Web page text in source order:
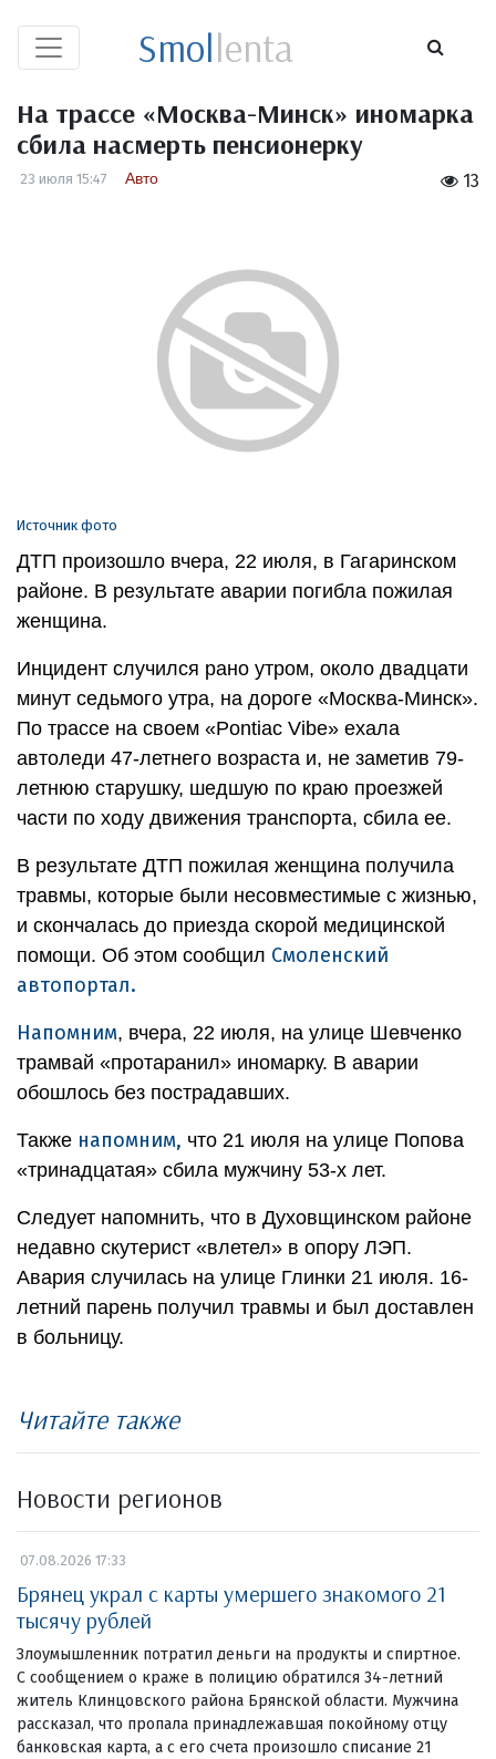
Smollenta
На трассе «Москва-Минск» иномарка
сбила насмерть пенсионерку
13
23 июля 15:47 Авто
Источник фото
ДТП произошло вчера, 22 июля, в Гагаринском
районе. В результате аварии погибла пожилая
женщина.
Инцидент случился рано утром, около двадцати
минут седьмого утра, на дороге «Москва-Минск».
По трассе на своем «Pontiac Vibe» ехала
автоледи 47-летнего возраста и, не заметив 79-
летнюю старушку, шедшую по краю проезжей
части по ходу движения транспорта, сбила ее.
В результате ДТП пожилая женщина получила
травмы, которые были несовместимые с жизнью,
и скончалась до приезда скорой медицинской
помощи. Об этом сообщил Смоленский
автопортал.
Напомним, вчера, 22 июля, на улице Шевченко
трамвай «протаранил» иномарку. В аварии
обошлось без пострадавших.
Также напомним, что 21 июля на улице Попова
«тринадцатая» сбила мужчину 53-х лет.
Следует напомнить, что в Духовщинском районе
недавно скутерист «влетел» в опору ЛЭП.
Авария случилась на улице Глинки 21 июля. 16-
летний парень получил травмы и был доставлен
в больницу.
Читайте также
Новости регионов
07.08.2026 17:33
Брянец украл с карты умершего знакомого 21
тысячу рублей
Злоумышленник потратил деньги на продукты и спиртное.
С сообщением о краже в полицию обратился 34-летний
житель Клинцовского района Брянской области. Мужчина
рассказал, что пропала принадлежавшая покойному отцу
банковская карта, а с его счета произошло списание 21